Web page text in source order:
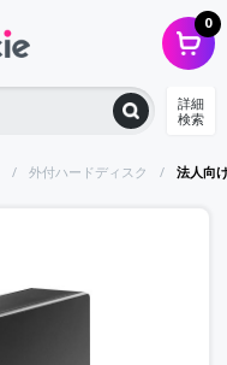
0
詳細
検索
外付ハードディスク 法人向